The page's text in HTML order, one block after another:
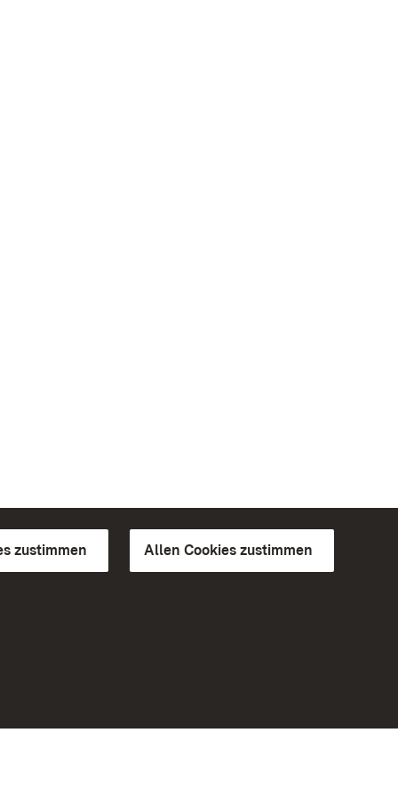
zustimmen Allen Cookies zustimmen